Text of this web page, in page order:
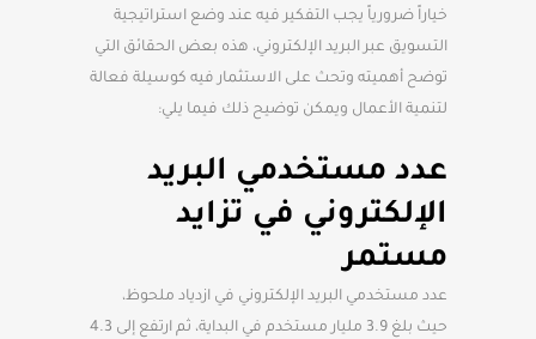
خياراً ضرورياً يجب التفكير فيه عند وضع استراتيجية
التسويق عبر البريد الإلكتروني، هذه بعض الحقائق التي
توضح أهميته وتحث على الاستثمار فيه كوسيلة فعالة
لتنمية الأعمال ويمكن توضيح ذلك فيما يلي:
عدد مستخدمي البريد
الإلكتروني في تزايد
مستمر
عدد مستخدمي البريد الإلكتروني في ازدياد ملحوظ،
حيث بلغ 3.9 مليار مستخدم في البداية، ثم ارتفع إلى 4.3